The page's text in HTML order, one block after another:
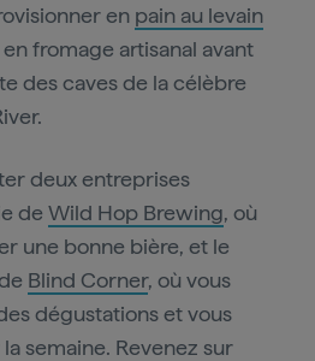
en pain au levain
fromage artisanal avant
des caves de la célèbre
deux entreprises
de Wild Hop Brewing, où
une bonne bière, et le
Blind Corner, où vous
dégustations et vous
semaine. Revenez sur